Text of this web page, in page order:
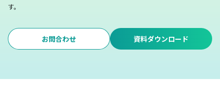
す。
お問合わせ 資料ダウンロード